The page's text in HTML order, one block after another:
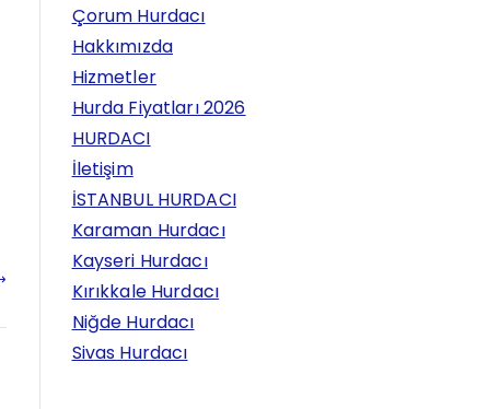
Çorum Hurdacı
Hakkımızda
Hizmetler
Hurda Fiyatları 2026
HURDACI
İletişim
İSTANBUL HURDACI
Karaman Hurdacı
Kayseri Hurdacı
Kırıkkale Hurdacı
Niğde Hurdacı
Sivas Hurdacı